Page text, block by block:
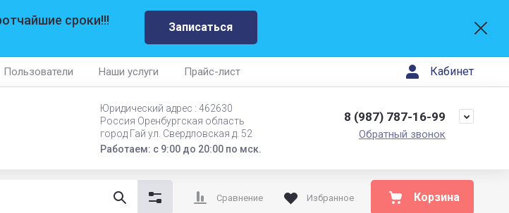
сроки!!! Записаться
Пользователи Наши услуги Прайс-лист Кабинет
Юридический адрес : 462630
Россия Оренбургская область
город Гай ул. Свердловская д. 52
Работаем: с 9:00 до 20:00 по мск.
8 (987) 787-16-99
Обратный звонок
Сравнение Избранное Корзина